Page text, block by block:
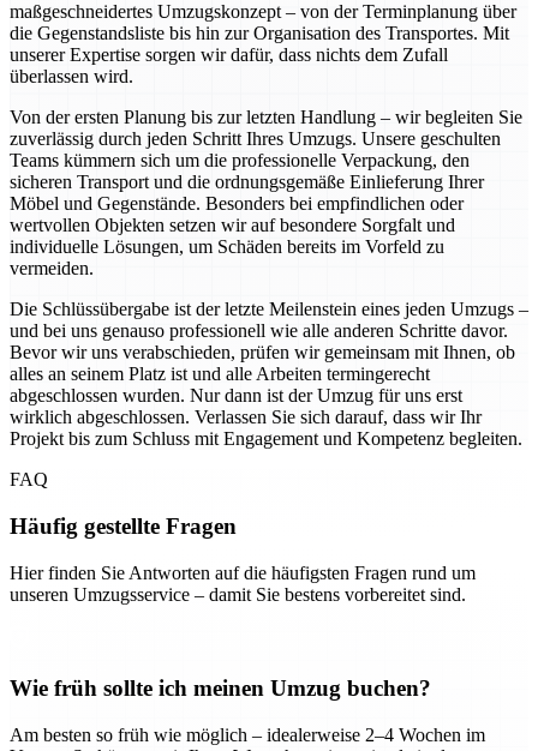
maßgeschneidertes Umzugskonzept – von der Terminplanung über
die Gegenstandsliste bis hin zur Organisation des Transportes. Mit
unserer Expertise sorgen wir dafür, dass nichts dem Zufall
überlassen wird.
Von der ersten Planung bis zur letzten Handlung – wir begleiten Sie
zuverlässig durch jeden Schritt Ihres Umzugs. Unsere geschulten
Teams kümmern sich um die professionelle Verpackung, den
sicheren Transport und die ordnungsgemäße Einlieferung Ihrer
Möbel und Gegenstände. Besonders bei empfindlichen oder
wertvollen Objekten setzen wir auf besondere Sorgfalt und
individuelle Lösungen, um Schäden bereits im Vorfeld zu
vermeiden.
Die Schlüssübergabe ist der letzte Meilenstein eines jeden Umzugs –
und bei uns genauso professionell wie alle anderen Schritte davor.
Bevor wir uns verabschieden, prüfen wir gemeinsam mit Ihnen, ob
alles an seinem Platz ist und alle Arbeiten termingerecht
abgeschlossen wurden. Nur dann ist der Umzug für uns erst
wirklich abgeschlossen. Verlassen Sie sich darauf, dass wir Ihr
Projekt bis zum Schluss mit Engagement und Kompetenz begleiten.
FAQ
Häufig gestellte Fragen
Hier finden Sie Antworten auf die häufigsten Fragen rund um
unseren Umzugsservice – damit Sie bestens vorbereitet sind.
Wie früh sollte ich meinen Umzug buchen?
Am besten so früh wie möglich – idealerweise 2–4 Wochen im